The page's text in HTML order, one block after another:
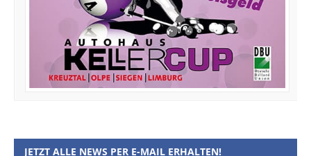
JETZT ALLE NEWS PER E-MAIL ERHALTEN!